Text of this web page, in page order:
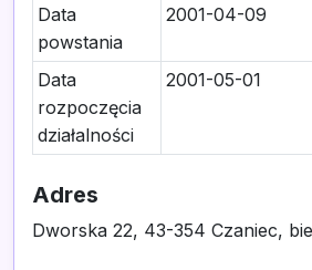
Data
powstania
2001-04-09
Data
rozpoczęcia
działalności
2001-05-01
Adres
Dworska 22, 43-354 Czaniec,